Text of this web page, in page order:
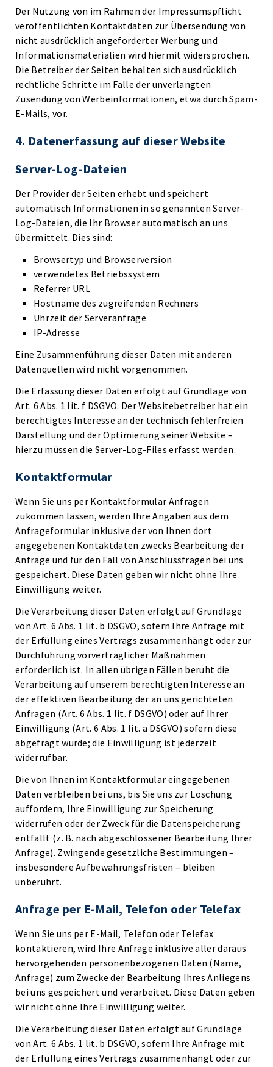
Der Nutzung von im Rahmen der Impressumspflicht
veröffentlichten Kontaktdaten zur Übersendung von
nicht ausdrücklich angeforderter Werbung und
Informationsmaterialien wird hiermit widersprochen.
Die Betreiber der Seiten behalten sich ausdrücklich
rechtliche Schritte im Falle der unverlangten
Zusendung von Werbeinformationen, etwa durch Spam-
E-Mails, vor.
4. Datenerfassung auf dieser Website
Server-Log-Dateien
Der Provider der Seiten erhebt und speichert
automatisch Informationen in so genannten Server-
Log-Dateien, die Ihr Browser automatisch an uns
übermittelt. Dies sind:
Browsertyp und Browserversion
verwendetes Betriebssystem
Referrer URL
Hostname des zugreifenden Rechners
Uhrzeit der Serveranfrage
IP-Adresse
Eine Zusammenführung dieser Daten mit anderen
Datenquellen wird nicht vorgenommen.
Die Erfassung dieser Daten erfolgt auf Grundlage von
Art. 6 Abs. 1 lit. f DSGVO. Der Websitebetreiber hat ein
berechtigtes Interesse an der technisch fehlerfreien
Darstellung und der Optimierung seiner Website –
hierzu müssen die Server-Log-Files erfasst werden.
Kontaktformular
Wenn Sie uns per Kontaktformular Anfragen
zukommen lassen, werden Ihre Angaben aus dem
Anfrageformular inklusive der von Ihnen dort
angegebenen Kontaktdaten zwecks Bearbeitung der
Anfrage und für den Fall von Anschlussfragen bei uns
gespeichert. Diese Daten geben wir nicht ohne Ihre
Einwilligung weiter.
Die Verarbeitung dieser Daten erfolgt auf Grundlage
von Art. 6 Abs. 1 lit. b DSGVO, sofern Ihre Anfrage mit
der Erfüllung eines Vertrags zusammenhängt oder zur
Durchführung vorvertraglicher Maßnahmen
erforderlich ist. In allen übrigen Fällen beruht die
Verarbeitung auf unserem berechtigten Interesse an
der effektiven Bearbeitung der an uns gerichteten
Anfragen (Art. 6 Abs. 1 lit. f DSGVO) oder auf Ihrer
Einwilligung (Art. 6 Abs. 1 lit. a DSGVO) sofern diese
abgefragt wurde; die Einwilligung ist jederzeit
widerrufbar.
Die von Ihnen im Kontaktformular eingegebenen
Daten verbleiben bei uns, bis Sie uns zur Löschung
auffordern, Ihre Einwilligung zur Speicherung
widerrufen oder der Zweck für die Datenspeicherung
entfällt (z. B. nach abgeschlossener Bearbeitung Ihrer
Anfrage). Zwingende gesetzliche Bestimmungen –
insbesondere Aufbewahrungsfristen – bleiben
unberührt.
Anfrage per E-Mail, Telefon oder Telefax
Wenn Sie uns per E-Mail, Telefon oder Telefax
kontaktieren, wird Ihre Anfrage inklusive aller daraus
hervorgehenden personenbezogenen Daten (Name,
Anfrage) zum Zwecke der Bearbeitung Ihres Anliegens
bei uns gespeichert und verarbeitet. Diese Daten geben
wir nicht ohne Ihre Einwilligung weiter.
Die Verarbeitung dieser Daten erfolgt auf Grundlage
von Art. 6 Abs. 1 lit. b DSGVO, sofern Ihre Anfrage mit
der Erfüllung eines Vertrags zusammenhängt oder zur